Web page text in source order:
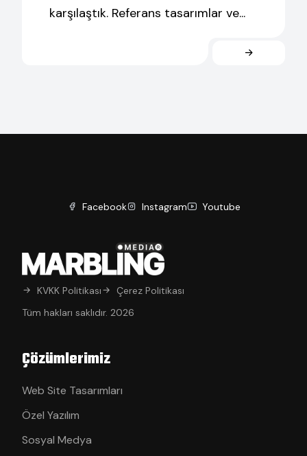
karşılaştık. Referans tasarımlar ve...
Facebook Instagram Youtube
KVKK Politikası
Çerez Politikası
Tüm hakları saklıdır. 2026
Çözümlerimiz
Web Site Tasarımları
Özel Yazılım
Sosyal Medya